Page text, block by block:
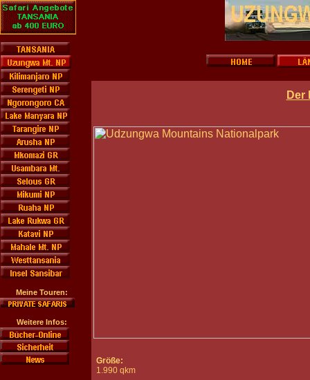
Meine Touren:
Weitere Infos:
Der
Größe:
1.990 qkm